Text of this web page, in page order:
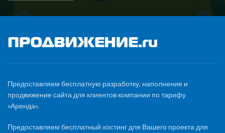
Предоставляем бесплатную разработку, наполнение и
продвижение сайта для клиентов компании по тарифу
«Аренда».
Предоставляем бесплатный хостинг для Вашего проекта для